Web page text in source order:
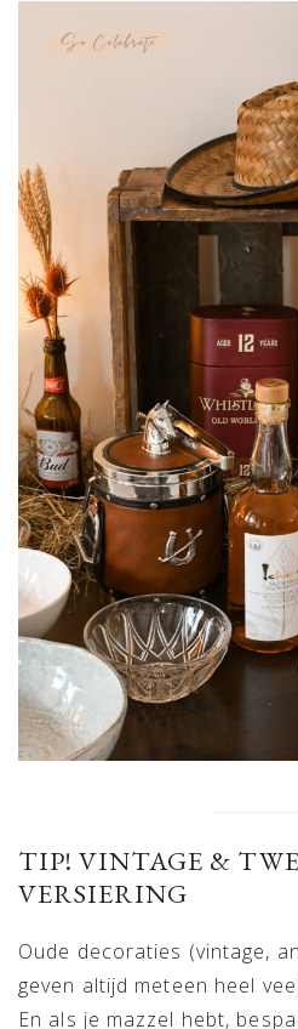
TIP! VINTAGE &
VERSIERING
Oude decoraties (vintage,
geven altijd meteen heel
En als je mazzel hebt,